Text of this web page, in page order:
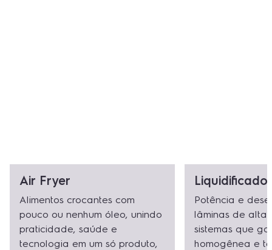
Air Fryer
Alimentos crocantes com
pouco ou nenhum óleo, unindo
praticidade, saúde e
tecnologia em um só produto,
Liquidificador
Potência e
lâminas de alta
sistemas que
homogênea e